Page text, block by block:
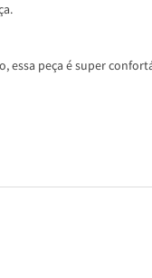
peça é super